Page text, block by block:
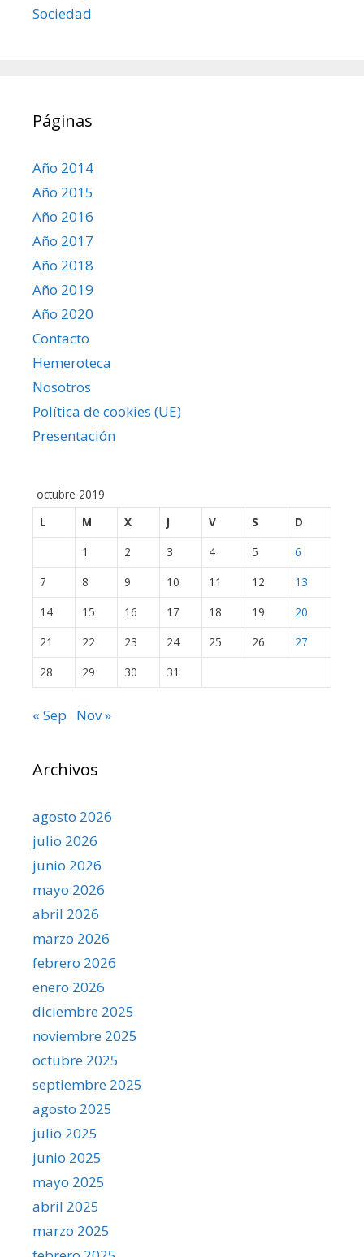
Sociedad
Páginas
Año 2014
Año 2015
Año 2016
Año 2017
Año 2018
Año 2019
Año 2020
Contacto
Hemeroteca
Nosotros
Política de cookies (UE)
Presentación
octubre 2019
L
M X J V S
D
1
2 3 4 5
6
7
8 9 10 11 12
13
14
15 16 17 18 19
20
21
22 23 24 25 26
27
28
29 30 31
« Sep Nov »
Archivos
agosto 2026
julio 2026
junio 2026
mayo 2026
abril 2026
marzo 2026
febrero 2026
enero 2026
diciembre 2025
noviembre 2025
octubre 2025
septiembre 2025
agosto 2025
julio 2025
junio 2025
mayo 2025
abril 2025
marzo 2025